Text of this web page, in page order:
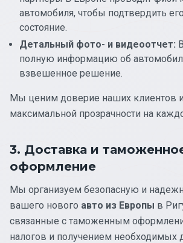
автомобиля, чтобы подтвердить
состояние.
Детальный фото- и видеоотчет:
полную информацию об
взвешенное решение.
Мы ценим доверие наших клиентов
максимальной прозрачности на
3. Доставка и
оформление
Мы организуем безопасную и
вашего нового авто из Европы в
связанные с таможенным
налогов и получением необходимых